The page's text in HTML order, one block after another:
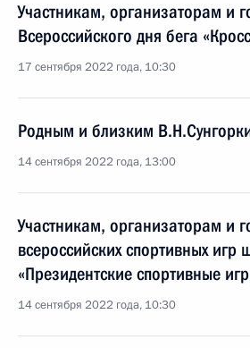
Участникам, организаторам и
Всероссийского дня бега
17 сентября 2022 года, 10:30
Родным и близким
14 сентября 2022 года, 13:00
Участникам, организаторам и
всероссийских спортивных игр
«Президентские спортивные
14 сентября 2022 года, 10:30